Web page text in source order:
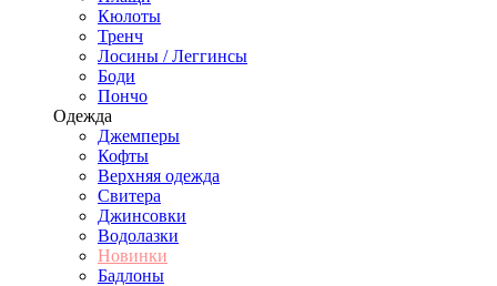
Кюлоты
Тренч
Лосины / Леггинсы
Боди
Пончо
Одежда
Джемперы
Кофты
Верхняя одежда
Свитера
Джинсовки
Водолазки
Новинки
Бадлоны